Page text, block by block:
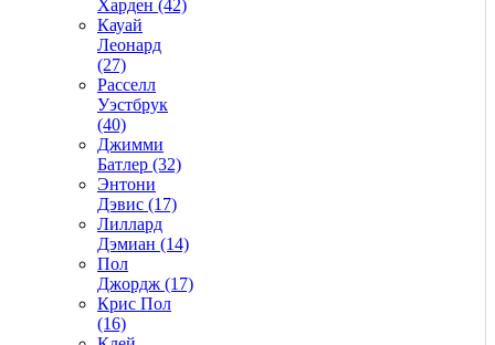
Харден (42)
Кауай
Леонард
(27)
Расселл
Уэстбрук
(40)
Джимми
Батлер (32)
Энтони
Дэвис (17)
Лиллард
Дэмиан (14)
Пол
Джордж (17)
Крис Пол
(16)